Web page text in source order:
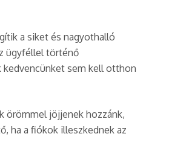
a siket és nagyothalló
ügyféllel történő
kedvencünket sem kell otthon
örömmel jöjjenek hozzánk,
ha a fiókok illeszkednek az